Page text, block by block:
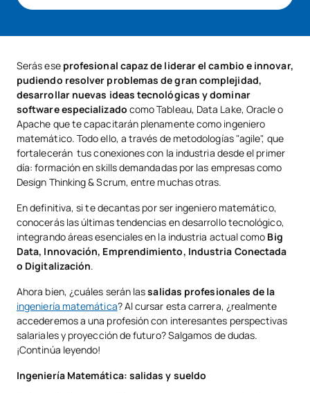
Serás ese profesional capaz de liderar el cambio e innovar,
pudiendo resolver problemas de gran complejidad,
desarrollar nuevas ideas tecnológicas y dominar
software especializado como Tableau, Data Lake, Oracle o
Apache que te capacitarán plenamente como ingeniero
matemático. Todo ello, a través de metodologías "agile", que
fortalecerán tus conexiones con la industria desde el primer
día: formación en skills demandadas por las empresas como
Design Thinking & Scrum, entre muchas otras.
En definitiva, si te decantas por ser ingeniero matemático,
conocerás las últimas tendencias en desarrollo tecnológico,
integrando áreas esenciales en la industria actual como Big
Data, Innovación, Emprendimiento, Industria Conectada
o Digitalización.
Ahora bien, ¿cuáles serán lassalidas profesionales de la
ingeniería matemática? Al cursar esta carrera, ¿realmente
accederemos a una profesión con interesantes perspectivas
salariales y proyección de futuro? Salgamos de dudas.
¡Continúa leyendo!
Ingeniería Matemática: salidas y sueldo